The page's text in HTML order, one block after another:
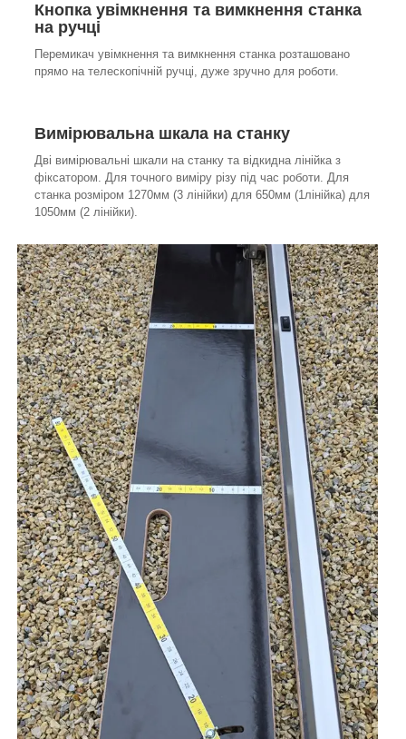
Кнопка увімкнення та вимкнення станка
на ручці
Перемикач увімкнення та вимкнення станка розташовано
прямо на телескопічній ручці, дуже зручно для роботи.
Вимірювальна шкала на станку
Дві вимірювальні шкали на станку та відкидна лінійка з
фіксатором. Для точного виміру різу під час роботи. Для
станка розміром 1270мм (3 лінійки) для 650мм (1лінійка) для
1050мм (2 лінійки).